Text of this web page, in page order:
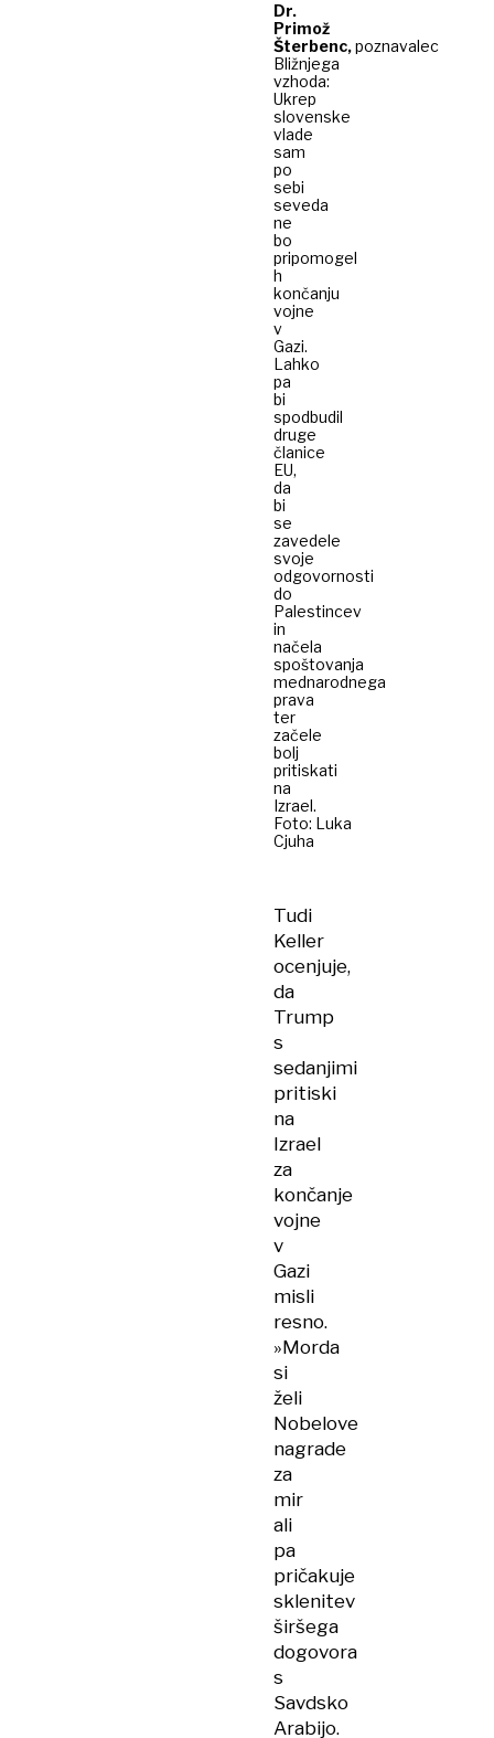
Dr.
Primož
Šterbenc,poznavalec
Bližnjega
vzhoda:
Ukrep
slovenske
vlade
sam
po
sebi
seveda
ne
bo
pripomogel
h
končanju
vojne
v
Gazi.
Lahko
pa
bi
spodbudil
druge
članice
EU,
da
bi
se
zavedele
svoje
odgovornosti
do
Palestincev
in
načela
spoštovanja
mednarodnega
prava
ter
začele
bolj
pritiskati
na
Izrael.
Foto: Luka
Cjuha
Tudi
Keller
ocenjuje,
da
Trump
s
sedanjimi
pritiski
na
Izrael
za
končanje
vojne
v
Gazi
misli
resno.
»Morda
si
želi
Nobelove
nagrade
za
mir
ali
pa
pričakuje
sklenitev
širšega
dogovora
s
Savdsko
Arabijo.